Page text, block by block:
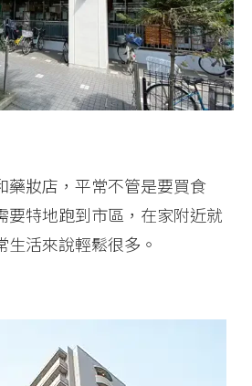
藥妝店，平常不管是要買食
要特地跑到市區，在家附近就
活來說輕鬆很多。